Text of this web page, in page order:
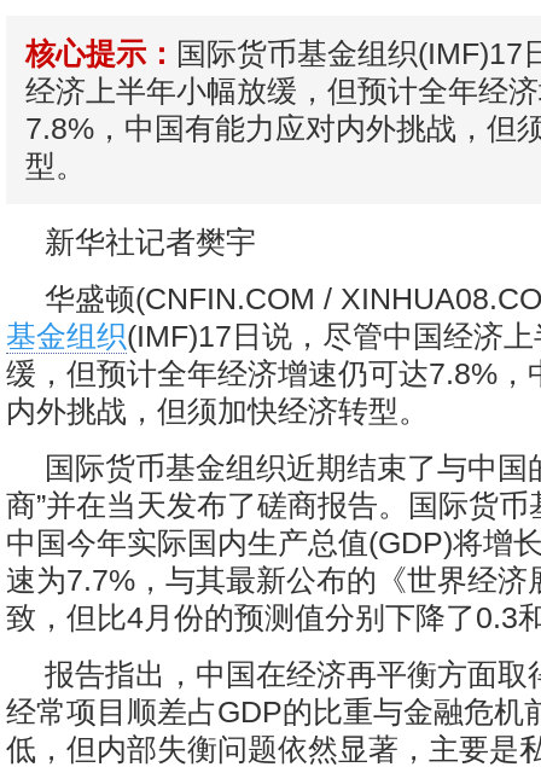
核心提示： 国际货币基金组织(IMF)17
经济上半年小幅放缓，但预计全年经
7.8%，中国有能力应对内外挑战，但
型。
新华社记者樊宇
华盛顿(CNFIN.COM /
基金组织(IMF)17日说，尽管中国经济
缓，但预计全年经济增速仍可达7.8%，
内外挑战，但须加快经济转型。
国际货币基金组织近期结束了与中国
商”并在当天发布了磋商报告。国际货
中国今年实际国内生产总值(GDP)将增
速为7.7%，与其最新公布的《世界经济
致，但比4月份的预测值分别下降了0.3
报告指出，中国在经济再平衡方面取
经常项目顺差占GDP的比重与金融危机
低，但内部失衡问题依然显著，主要是